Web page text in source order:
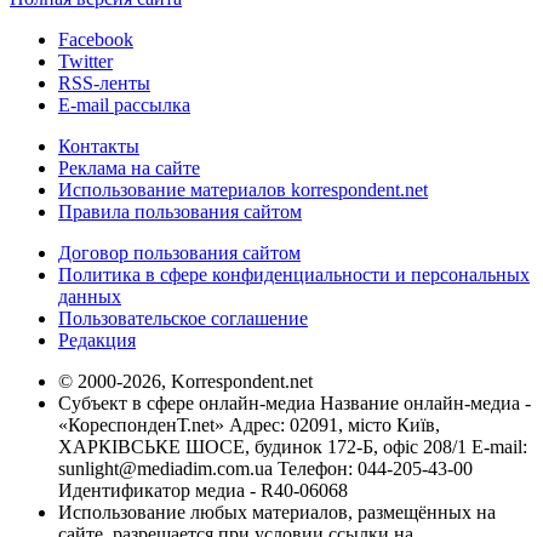
Facebook
Twitter
RSS-ленты
E-mail рассылка
Контакты
Реклама на сайте
Использование материалов korrespondent.net
Правила пользования сайтом
Договор пользования сайтом
Политика в сфере конфиденциальности и персональных
данных
Пользовательское соглашение
Редакция
© 2000-2026, Korrespondent.net
Субъект в сфере онлайн-медиа Название онлайн-медиа -
«КореспонденТ.net» Адрес: 02091, місто Київ,
ХАРКІВСЬКЕ ШОСЕ, будинок 172-Б, офіс 208/1 E-mail:
sunlight@mediadim.com.ua Телефон: 044-205-43-00
Идентификатор медиа - R40-06068
Использование любых материалов, размещённых на